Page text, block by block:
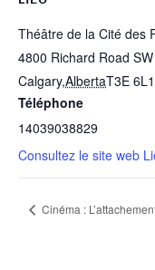
Théâtre de la Cité des
4800 Richard Road
Calgary,AlbertaT3E 6L1
Téléphone
14039038829
Consultez le site web
Cinéma :